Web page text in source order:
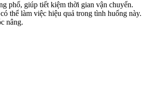
phố, giúp tiết kiệm thời gian vận chuyển.
thể làm việc hiệu quả trong tình huống này.
nâng.